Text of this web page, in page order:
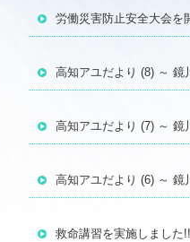
救命講習を実施しました!!